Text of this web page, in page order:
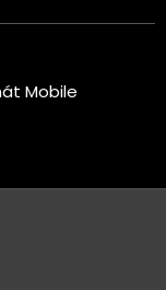
Mobile